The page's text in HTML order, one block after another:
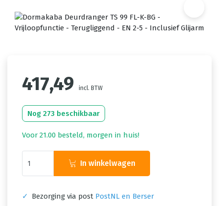
417,49 incl. BTW
Nog 273 beschikbaar
Voor 21.00 besteld, morgen in huis!
In winkelwagen
✓ Bezorging via post PostNL en Berser